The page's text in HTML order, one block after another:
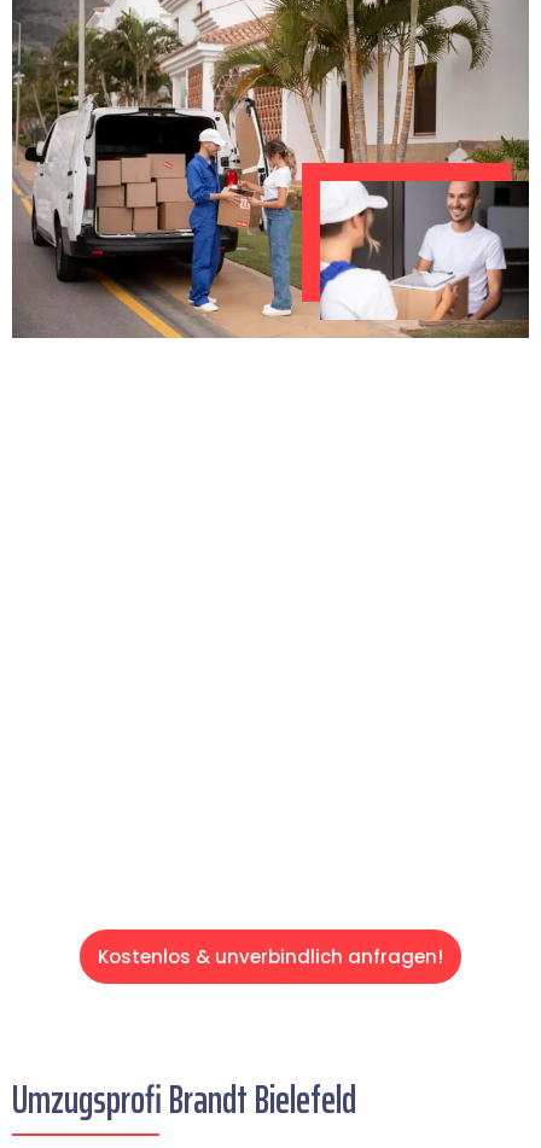
Kostenlos & unverbindlich anfragen!
Umzugsprofi Brandt Bielefeld